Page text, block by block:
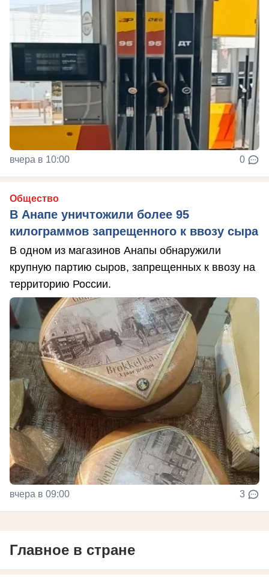
вчера в 10:00 0
Общество
В Анапе уничтожили более 95
килограммов запрещенного к ввозу сыра
В одном из магазинов Анапы обнаружили
крупную партию сыров, запрещенных к ввозу на
территорию России.
вчера в 09:00 3
Главное в стране